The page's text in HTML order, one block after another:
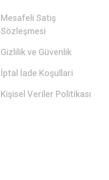
Mesafeli Satış
Sözleşmesi
Gizlilik ve Güvenlik
İptal İade Koşullari
Kişisel Veriler Politikası